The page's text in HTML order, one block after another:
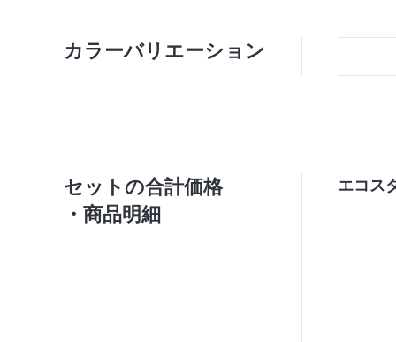
カラーバリエーション
セットの合計価格
・商品明細
エコス